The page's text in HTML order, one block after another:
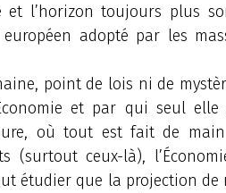
et l’horizon toujours plus
européen adopté par les
point de lois ni de
et par qui seul
où tout est fait de main
(surtout ceux-là),
étudier que la projection